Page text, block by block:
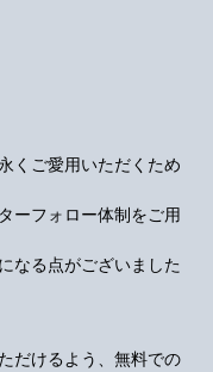
くご愛用いただくため
ーフォロー体制をご用
なる点がございました
だけるよう、無料での